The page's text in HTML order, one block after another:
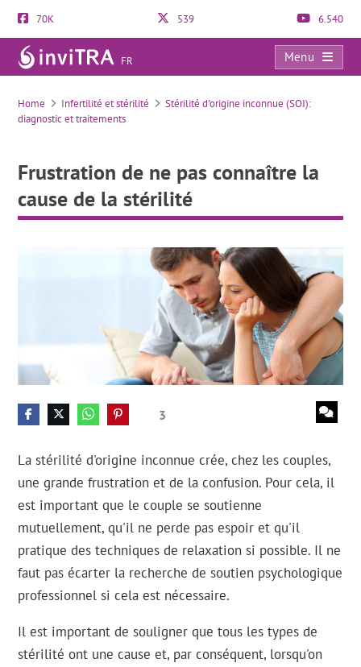
70K 539 6.540
FR
Menu
Frustration de ne pas connaître la cause de la stérilité
Home Infertilité et stérilité
Stérilité d'origine inconnue (SOI):
diagnostic et traitements
Frustration de ne pas connaître la
cause de la stérilité
3
La stérilité d'origine inconnue crée, chez les couples,
une grande frustration et de la confusion. Pour cela, il
est important que le couple se soutienne
mutuellement, qu'il ne perde pas espoir et qu'il
pratique des techniques de relaxation si possible. Il ne
faut pas écarter la recherche de soutien psychologique
professionnel si cela est nécessaire.
Il est important de souligner que tous les types de
stérilité ont une cause et, par conséquent, lorsqu'on